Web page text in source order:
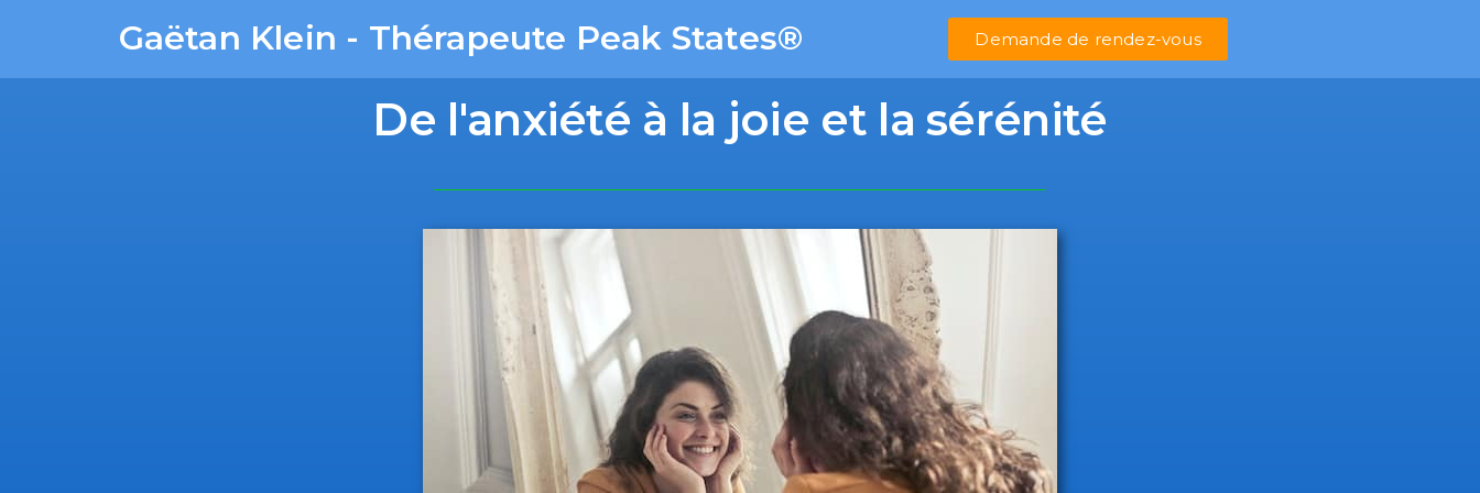
Gaëtan Klein - Thérapeute Peak States® Demande de rendez-vous
De l'anxiété à la joie et la sérénité